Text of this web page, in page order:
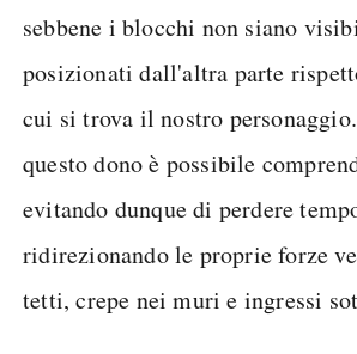
sebbene i blocchi non siano
posizionati dall'altra parte
cui si trova il nostro
questo dono è possibile
evitando dunque di perdere
ridirezionando le proprie forze
tetti, crepe nei muri e ingressi